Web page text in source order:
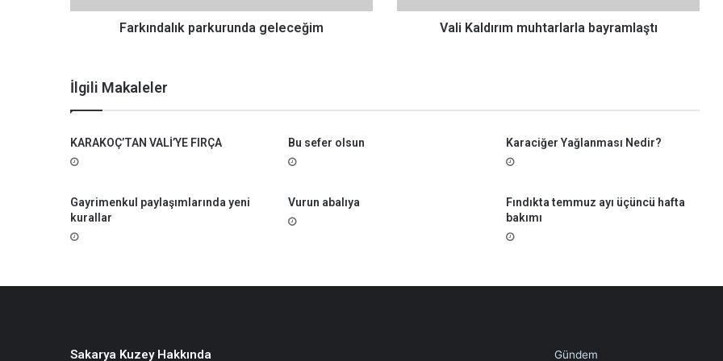
l
a
r
k
r
u
d
a
g
i
Farkındalık parkurunda geleceğim
ı
h
Vali Kaldırım muhtarlarla bayramlaştı
İlgili Makaleler
KARAKOÇ’TAN VALİ’YE FIRÇA Bu sefer olsun Karaciğer Yağlanması Nedir?
Gayrimenkul paylaşımlarında yeni
kurallar
Vurun abalıya
Fındıkta temmuz ayı üçüncü hafta
bakımı
Sakarya Kuzey Hakkında Gündem